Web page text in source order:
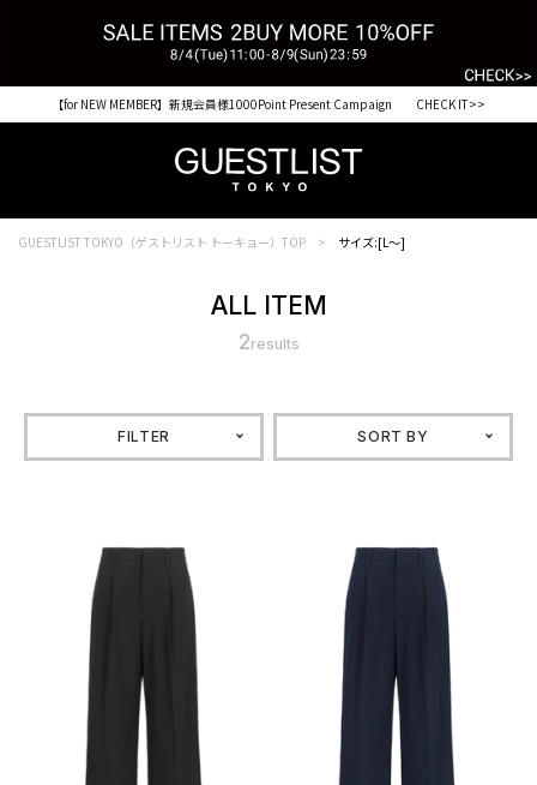
【for NEW MEMBER】新規会員様1000Point Present Campaign CHECK IT>>
GUESTLIST TOKYO（ゲストリスト トーキョー）TOP サイズ:[L～]
ALL ITEM
2results
FILTER SORT BY